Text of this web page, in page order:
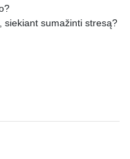
siekiant sumažinti stresą?